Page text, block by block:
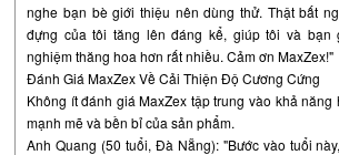
nghe bạn bè giới thiệu nên dùng thử. Thật bất
đựng của tôi tăng lên đáng kể, giúp tôi và bạn
nghiệm thăng hoa hơn rất nhiều. Cảm ơn MaxZex!"
Đánh Giá MaxZex Về Cải Thiện Độ Cương Cứng
Không ít đánh giá MaxZex tập trung vào khả năng
mạnh mẽ và bền bỉ của sản phẩm.
Anh Quang (50 tuổi, Đà Nẵng): "Bước vào tuổi